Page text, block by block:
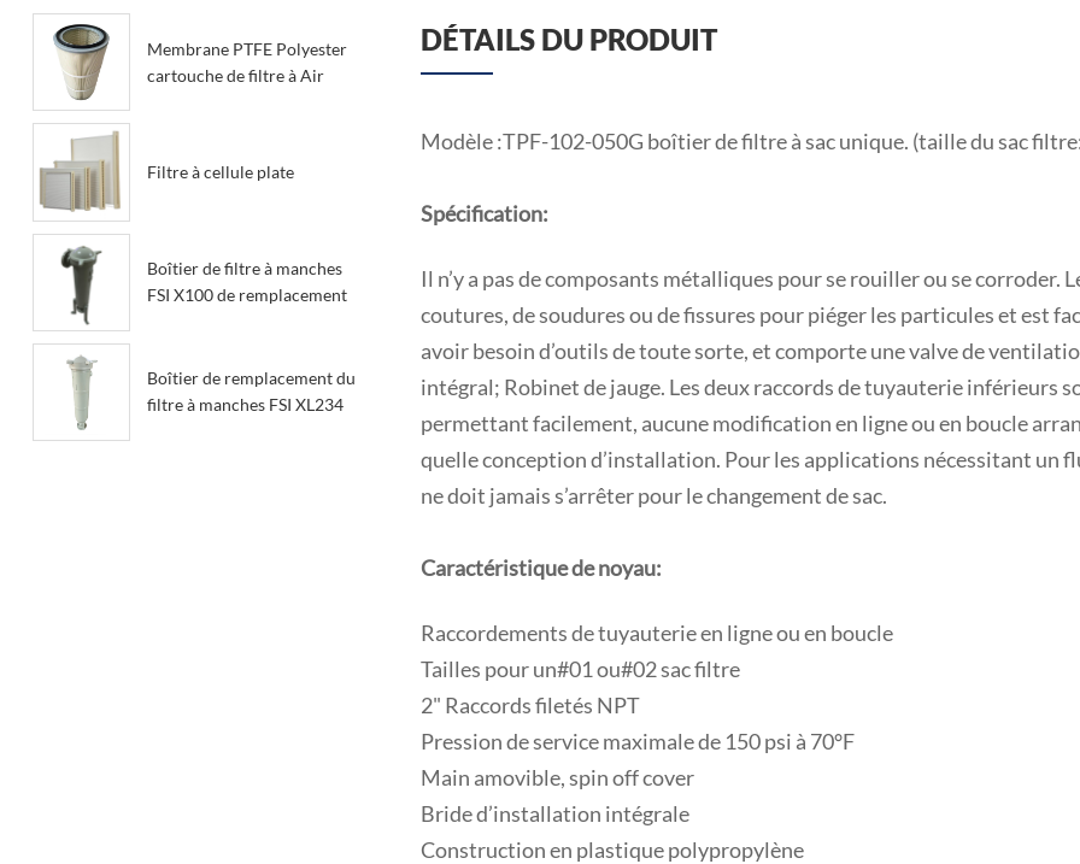
Membrane PTFE Polyester
cartouche de filtre à Air
Filtre à cellule plate
Boîtier de filtre à manches
FSI X100 de remplacement
Boîtier de remplacement du
filtre à manches FSI XL234
DÉTAILS DU PRODUIT
Modèle :TPF-102-050G boîtier de filtre à sac unique. (taille du sac
Spécification:
Il n’y a pas de composants métalliques pour se rouiller ou se corroder.
coutures, de soudures ou de fissures pour piéger les particules et est
avoir besoin d’outils de toute sorte, et comporte une valve de
intégral; Robinet de jauge. Les deux raccords de tuyauterie inférieurs
permettant facilement, aucune modification en ligne ou en boucle
quelle conception d’installation. Pour les applications nécessitant un
ne doit jamais s’arrêter pour le changement de sac.
Caractéristique de noyau:
Raccordements de tuyauterie en ligne ou en boucle
Tailles pour un#01 ou#02 sac filtre
2" Raccords filetés NPT
Pression de service maximale de 150 psi à 70°F
Main amovible, spin off cover
Bride d’installation intégrale
Construction en plastique polypropylène